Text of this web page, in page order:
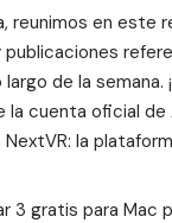
reunimos en este
de la semana.
la cuenta oficial de
la
3 gratis para Mac